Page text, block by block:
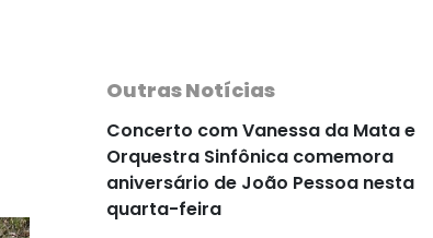
Outras Notícias
Concerto com Vanessa da Mata e
Orquestra Sinfônica comemora
aniversário de João Pessoa nesta
quarta-feira